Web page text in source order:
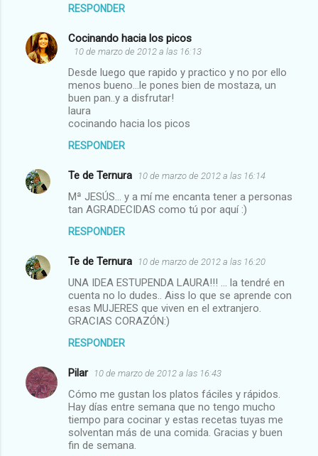
RESPONDER
Cocinando hacia los picos
10 de marzo de 2012 a las 16:13
Desde luego que rapido y practico y no por ello
menos bueno...le pones bien de mostaza, un
buen pan..y a disfrutar!
laura
cocinando hacia los picos
RESPONDER
Te de Ternura 10 de marzo de 2012 a las 16:14
Mª JESÚS... y a mí me encanta tener a personas
tan AGRADECIDAS como tú por aquí :)
RESPONDER
Te de Ternura 10 de marzo de 2012 a las 16:20
UNA IDEA ESTUPENDA LAURA!!! ... la tendré en
cuenta no lo dudes.. Aiss lo que se aprende con
esas MUJERES que viven en el extranjero.
GRACIAS CORAZÓN:)
RESPONDER
Pilar 10 de marzo de 2012 a las 16:43
Cómo me gustan los platos fáciles y rápidos.
Hay días entre semana que no tengo mucho
tiempo para cocinar y estas recetas tuyas me
solventan más de una comida. Gracias y buen
fin de semana.